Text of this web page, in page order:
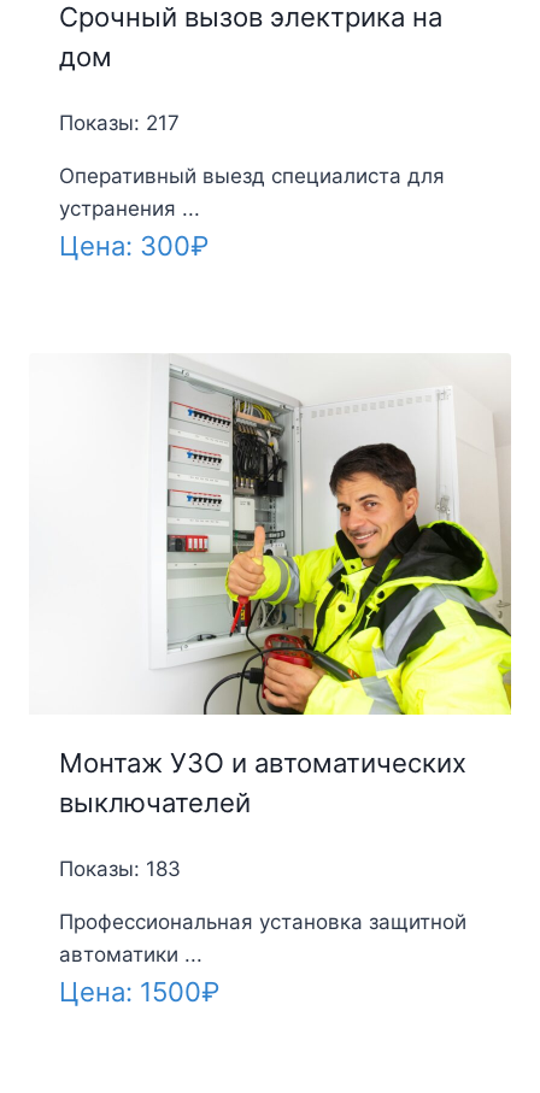
Срочный вызов электрика на
дом
Показы: 217
Оперативный выезд специалиста для
устранения ...
Цена: 300₽
Монтаж УЗО и автоматических
выключателей
Показы: 183
Профессиональная установка защитной
автоматики ...
Цена: 1500₽